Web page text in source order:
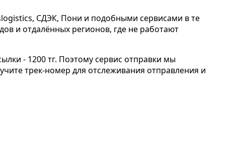
СДЭК, Пони и подобными сервисами в те
и отдалённых регионов, где не работают
- 1200 тг. Поэтому сервис отправки мы
трек-номер для отслеживания отправления и